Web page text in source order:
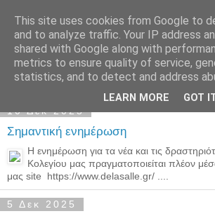
Παιδικός Σταθμός-
Νηπιαγωγείο
10 Δεκ 2025
Σημαντική ενημέρωση
Η ενημέρωση για τα νέα και τις
Κολεγίου μας πραγματοποιείται πλέον
μας site https://www.delasalle.gr/ ....
5 Δεκ 2025
This site uses cookies from Google to
and to analyze traffic. Your IP address
shared with Google along with
metrics to ensure quality of service,
statistics, and to detect and address
LEARN MORE GOT